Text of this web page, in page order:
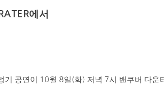
에서
기 공연이 10월 8일(화) 저녁 7시 밴쿠버 다운